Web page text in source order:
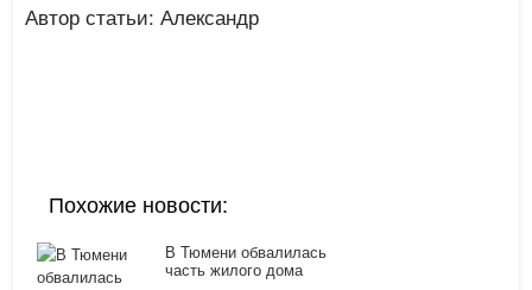
Автор статьи: Александр
Похожие новости:
В Тюмени обвалилась
часть жилого дома